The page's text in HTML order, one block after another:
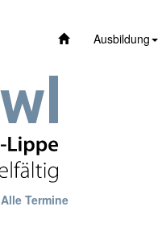
Ausbildung
Alle Termine